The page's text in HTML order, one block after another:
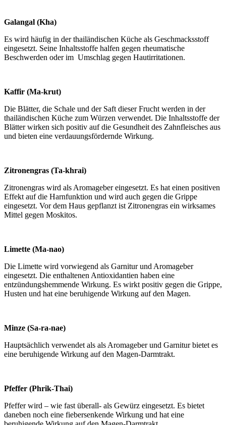
Galangal (Kha)
Es wird häufig in der thailändischen Küche als Geschmacksstoff
eingesetzt. Seine Inhaltsstoffe halfen gegen rheumatische
Beschwerden oder im Umschlag gegen Hautirritationen.
Kaffir (Ma-krut)
Die Blätter, die Schale und der Saft dieser Frucht werden in der
thailändischen Küche zum Würzen verwendet. Die Inhaltsstoffe der
Blätter wirken sich positiv auf die Gesundheit des Zahnfleisches aus
und bieten eine verdauungsfördernde Wirkung.
Zitronengras (Ta-khrai)
Zitronengras wird als Aromageber eingesetzt. Es hat einen positiven
Effekt auf die Harnfunktion und wird auch gegen die Grippe
eingesetzt. Vor dem Haus gepflanzt ist Zitronengras ein wirksames
Mittel gegen Moskitos.
Limette (Ma-nao)
Die Limette wird vorwiegend als Garnitur und Aromageber
eingesetzt. Die enthaltenen Antioxidantien haben eine
entzündungshemmende Wirkung. Es wirkt positiv gegen die Grippe,
Husten und hat eine beruhigende Wirkung auf den Magen.
Minze (Sa-ra-nae)
Hauptsächlich verwendet als als Aromageber und Garnitur bietet es
eine beruhigende Wirkung auf den Magen-Darmtrakt.
Pfeffer (Phrik-Thai)
Pfeffer wird – wie fast überall- als Gewürz eingesetzt. Es bietet
daneben noch eine fiebersenkende Wirkung und hat eine